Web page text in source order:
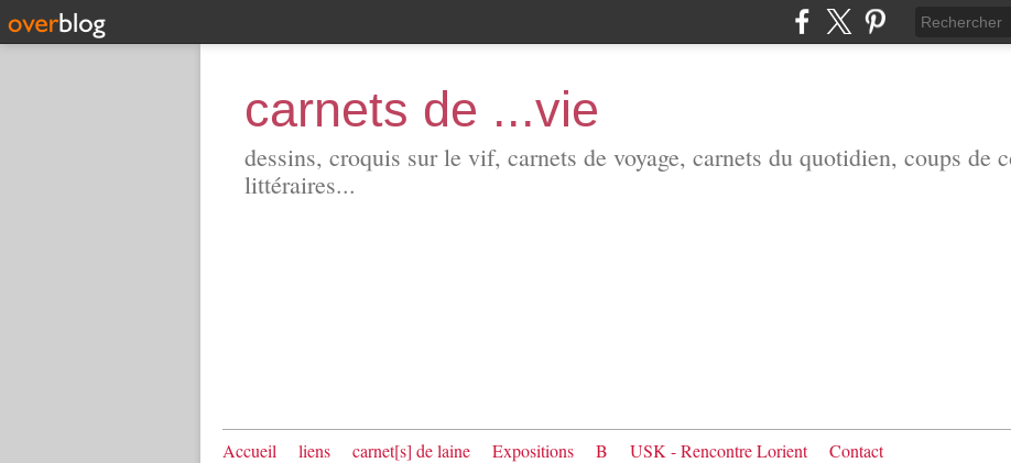
carnets de ...vie
dessins, croquis sur le vif, carnets de voyage, carnets du quotidien, coups de
littéraires...
Accueil liens carnet[s] de laine Expositions B USK - Rencontre Lorient Contact